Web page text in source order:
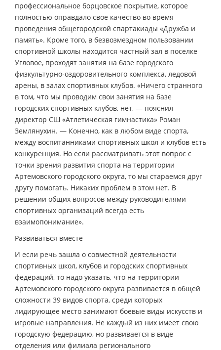
профессиональное борцовское покрытие, которое
полностью оправдало свое качество во время
проведения общегородской спартакиады «Дружба и
память». Кроме того, в безвозмездном пользовании
спортивной школы находится частный зал в поселке
Угловое, проходят занятия на базе городского
физкультурно-оздоровительного комплекса, ледовой
арены, в залах спортивных клубов. «Ничего странного
в том, что мы проводим свои занятия на базе
городских спортивных клубов, нет, — пояснил
директор СШ «Атлетическая гимнастика» Роман
Землянухин. — Конечно, как в любом виде спорта,
между воспитанниками спортивных школ и клубов есть
конкуренция. Но если рассматривать этот вопрос с
точки зрения развития спорта на территории
Артемовского городского округа, то мы стараемся друг
другу помогать. Никаких проблем в этом нет. В
решении общих вопросов между руководителями
спортивных организаций всегда есть
взаимопонимание».
Развиваться вместе
И если речь зашла о совместной деятельности
спортивных школ, клубов и городских спортивных
федераций, то надо указать, что на территории
Артемовского городского округа развивается в общей
сложности 39 видов спорта, среди которых
лидирующее место занимают боевые виды искусств и
игровые направления. Не каждый из них имеет свою
городскую федерацию, но развивается в виде
отделения или филиала регионального